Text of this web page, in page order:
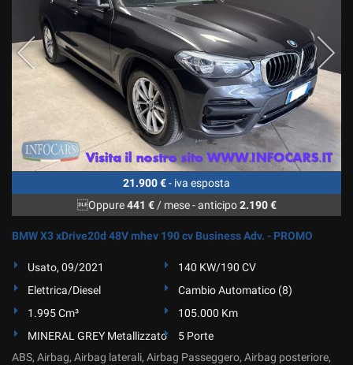
21.900 €- iva esposta
Oppure441 €/ mese-anticipo2.190 €
BMW X3 xDrive20d 48V mhev 190 cv Business Adv. - PROMO
Usato, 09/2021
140 KW/190 CV
Elettrica/Diesel
Cambio Automatico (8)
1.995 Cm³
105.000 Km
MINERAL GREY Metallizzato
5 Porte
ABS, Airbag, Airbag laterali, Airbag Passeggero, Airbag posteriore,